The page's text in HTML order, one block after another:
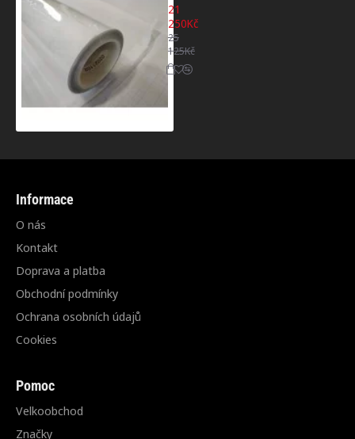
21
250Kč
25
125Kč
Informace
O nás
Kontakt
Doprava a platba
Obchodní podmínky
Ochrana osobních údajů
Cookies
Pomoc
Velkoobchod
Značky